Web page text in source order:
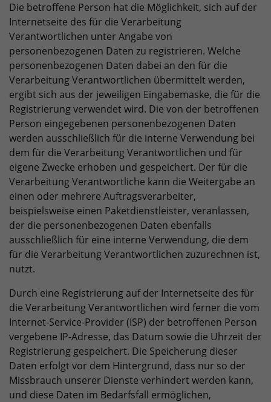
Die betroffene Person hat die Möglichkeit, sich auf der
Internetseite des für die Verarbeitung
Verantwortlichen unter Angabe von
personenbezogenen Daten zu registrieren. Welche
personenbezogenen Daten dabei an den für die
Verarbeitung Verantwortlichen übermittelt werden,
ergibt sich aus der jeweiligen Eingabemaske, die für die
Registrierung verwendet wird. Die von der betroffenen
Person eingegebenen personenbezogenen Daten
werden ausschließlich für die interne Verwendung bei
dem für die Verarbeitung Verantwortlichen und für
eigene Zwecke erhoben und gespeichert. Der für die
Verarbeitung Verantwortliche kann die Weitergabe an
einen oder mehrere Auftragsverarbeiter,
beispielsweise einen Paketdienstleister, veranlassen,
der die personenbezogenen Daten ebenfalls
ausschließlich für eine interne Verwendung, die dem
für die Verarbeitung Verantwortlichen zuzurechnen ist,
nutzt.
Durch eine Registrierung auf der Internetseite des für
die Verarbeitung Verantwortlichen wird ferner die vom
Internet-Service-Provider (ISP) der betroffenen Person
vergebene IP-Adresse, das Datum sowie die Uhrzeit der
Registrierung gespeichert. Die Speicherung dieser
Daten erfolgt vor dem Hintergrund, dass nur so der
Missbrauch unserer Dienste verhindert werden kann,
und diese Daten im Bedarfsfall ermöglichen,